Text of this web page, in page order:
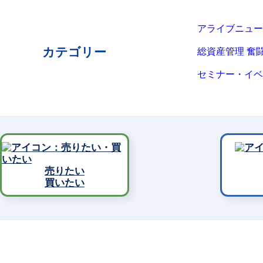
カテゴリー
アライブニュ
総資産管理 奮
セミナー・イ
売りたい
買いたい